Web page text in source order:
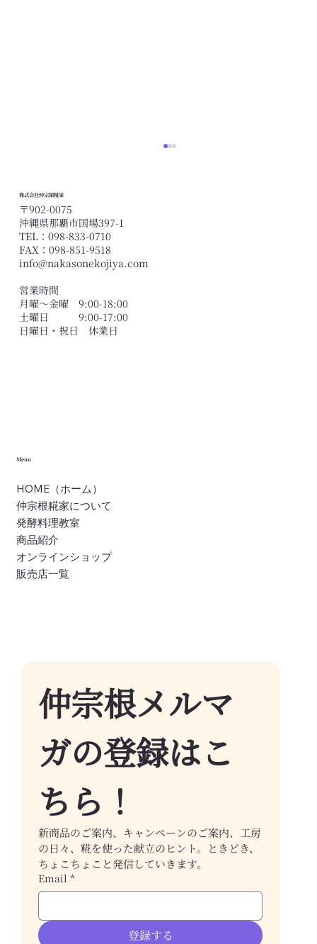
黄麹ってなに？｜沖縄の麹の種類と仲宗
根糀家のものづくり
株式会社仲宗根糀家
〒902-0075
沖縄県那覇市国場397-1
TEL：098-833-0710
FAX：098-851-9518
info@nakasonekojiya.com
営業時間
月曜〜金曜 9:00-18:00
土曜日 9:00-17:00
​日曜日・祝日 休業日
Menu
HOME（ホーム）
仲宗根糀家について
発酵料理教室
商品紹介
オンラインショップ
販売店一覧
仲宗根メルマ
ガの登録はこ
ちら！
新商品のご案内、キャンペーンのご案内、工房
の日々、糀を使った献立のヒント。ときどき、
ちょこちょこと発信していきます。
Email *
登録する